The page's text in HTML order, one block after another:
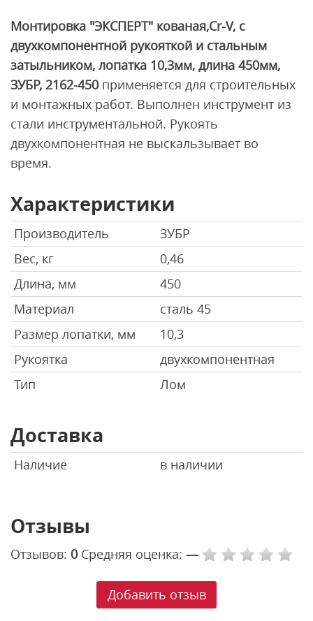
Монтировка "ЭКСПЕРТ" кованая,Cr-V, c
двухкомпонентной рукояткой и стальным
затыльником, лопатка 10,3мм, длина 450мм,
ЗУБР, 2162-450 применяется для строительных
и монтажных работ. Выполнен инструмент из
стали инструментальной. Рукоять
двухкомпонентная не выскальзывает во
время.
Характеристики
Производитель
ЗУБР
Вес, кг
0,46
Длина, мм
450
Материал
сталь 45
Размер лопатки, мм
10,3
Рукоятка
двухкомпонентная
Тип
Лом
Доставка
Наличие в наличии
Отзывы
Отзывов: 0 Средняя оценка: —
Добавить отзыв